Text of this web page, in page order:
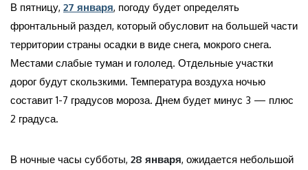
В пятницу, 27 января, погоду будет определять
фронтальный раздел, который обусловит на большей части
территории страны осадки в виде снега, мокрого снега.
Местами слабые туман и гололед. Отдельные участки
дорог будут скользкими. Температура воздуха ночью
составит 1-7 градусов мороза. Днем будет минус 3 — плюс
2 градуса.
В ночные часы субботы, 28 января, ожидается небольшой